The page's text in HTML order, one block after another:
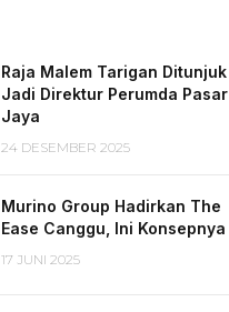
Raja Malem Tarigan Ditunjuk
Jadi Direktur Perumda Pasar
Jaya
24 DESEMBER 2025
Murino Group Hadirkan The
Ease Canggu, Ini Konsepnya
17 JUNI 2025